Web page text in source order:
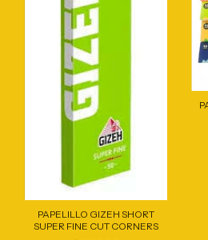
PAPELILLO GIZEH SHORT
SUPER FINE CUT CORNERS